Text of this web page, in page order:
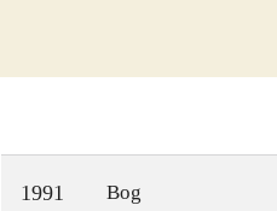
1991 Bog